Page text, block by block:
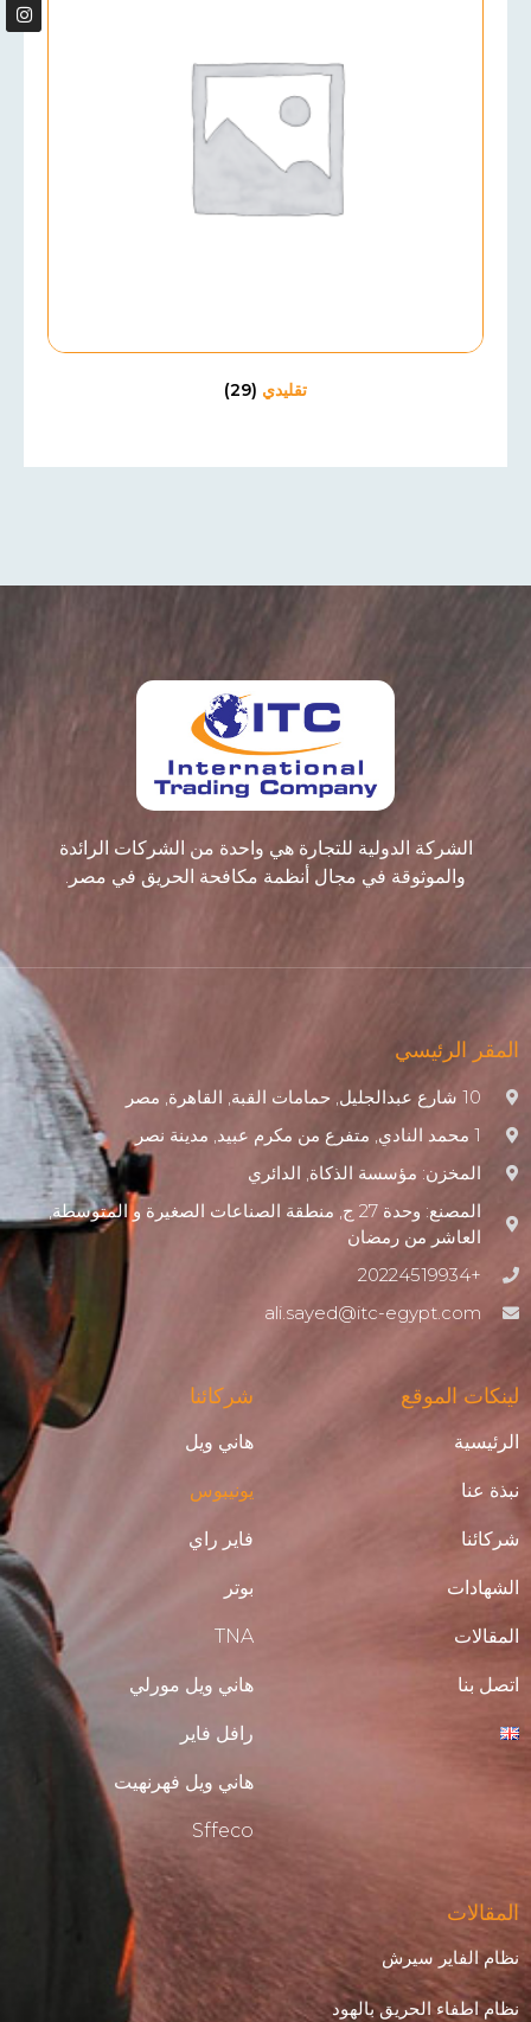
تقليدي (29)
الشركة الدولية للتجارة هي واحدة من الشركات الرائدة
والموثوقة في مجال أنظمة مكافحة الحريق في مصر.
المقر الرئيسي
10 شارع عبدالجليل, حمامات القبة, القاهرة, مصر
1 محمد النادي, متفرع من مكرم عبيد, مدينة نصر
المخزن: مؤسسة الذكاة, الدائري
المصنع: وحدة 27 ج, منطقة الصناعات الصغيرة و المتوسطة,
العاشر من رمضان
+20224519934
ali.sayed@itc-egypt.com
لينكات الموقع
الرئيسية
نبذة عنا
شركائنا
الشهادات
المقالات
اتصل بنا
شركائنا
هاني ويل
يونيبوس
فاير راي
بوتر
TNA
هاني ويل مورلي
رافل فاير
هاني ويل فهرنهيت
Sffeco
المقالات
نظام الفاير سيرش
نظام اطفاء الحريق بالهود